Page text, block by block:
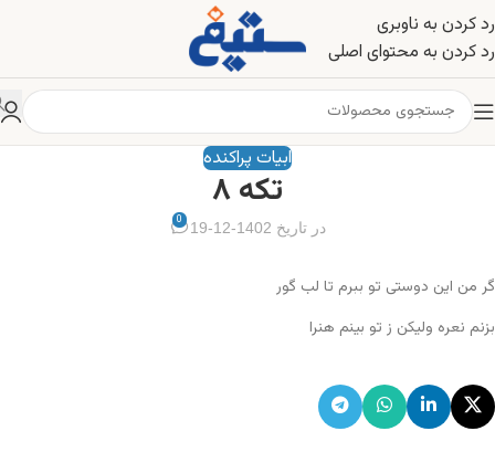
رد کردن به ناوبری
رد کردن به محتوای اصلی
ابیات پراکنده
تکه ۸
در تاریخ 1402-12-19 0
گر من این دوستی تو ببرم تا لب گور
بزنم نعره ولیکن ز تو بینم هنرا